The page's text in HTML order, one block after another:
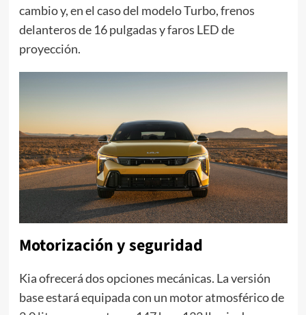
cambio y, en el caso del modelo Turbo, frenos
delanteros de 16 pulgadas y faros LED de
proyección.
Motorización y seguridad
Kia ofrecerá dos opciones mecánicas. La versión
base estará equipada con un motor atmosférico de